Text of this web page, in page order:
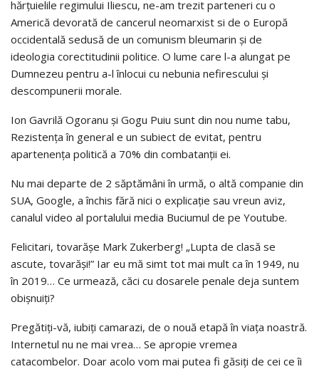
hărțuielile regimului Iliescu, ne-am trezit parteneri cu o
Americă devorată de cancerul neomarxist si de o Europă
occidentală sedusă de un comunism bleumarin și de
ideologia corectitudinii politice. O lume care l-a alungat pe
Dumnezeu pentru a-l înlocui cu nebunia nefirescului și
descompunerii morale.
Ion Gavrilă Ogoranu și Gogu Puiu sunt din nou nume tabu,
Rezistența în general e un subiect de evitat, pentru
apartenența politică a 70% din combatanții ei.
Nu mai departe de 2 săptămâni în urmă, o altă companie din
SUA, Google, a închis fără nici o explicație sau vreun aviz,
canalul video al portalului media Buciumul de pe Youtube.
Felicitari, tovarășe Mark Zukerberg! „Lupta de clasă se
ascute, tovarăși!” Iar eu mă simt tot mai mult ca în 1949, nu
în 2019… Ce urmează, căci cu dosarele penale deja suntem
obișnuiți?
Pregătiți-vă, iubiți camarazi, de o nouă etapă în viața noastră.
Internetul nu ne mai vrea… Se apropie vremea
catacombelor. Doar acolo vom mai putea fi găsiți de cei ce îi